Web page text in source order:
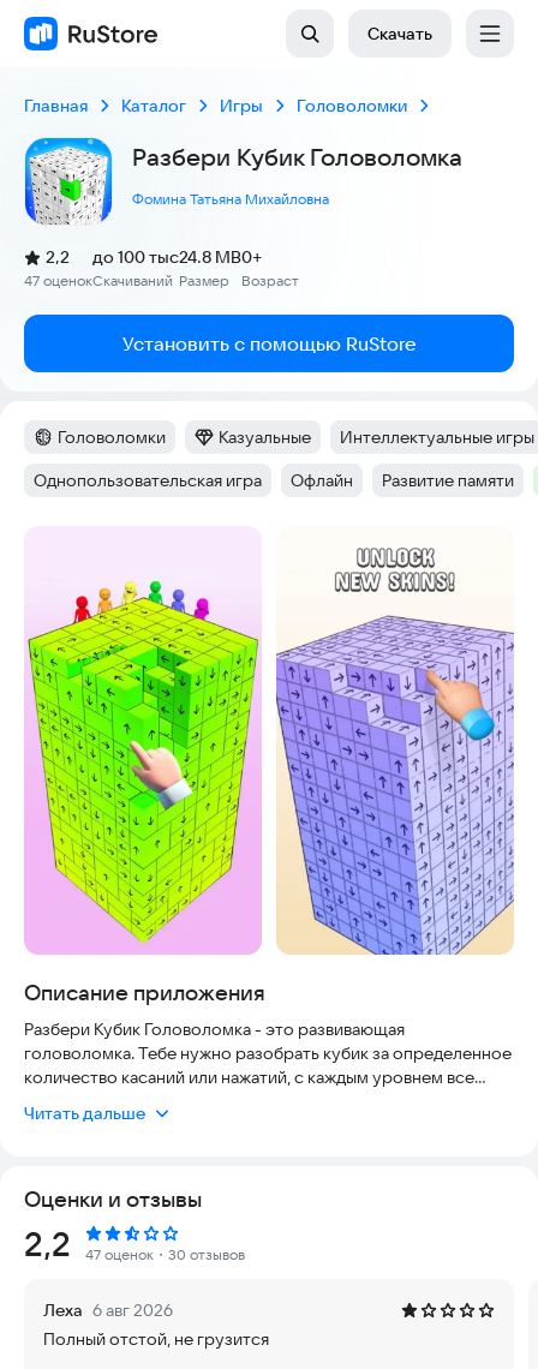
Скачать
Главная Каталог Игры Головоломки
Разбери Кубик Головоломка
Фомина Татьяна Михайловна
Рейтинг:
2,2
(
47 оценок
)
Скачиваний
до 100 тыс
Размер
24.8 MB
Возраст
0+
Установить с помощью RuStore
Категория:
Головоломки Категория:
Казуальные Тег:
Интеллектуальные игры
Тег:
Однопользовательская игра Тег:
Офлайн Тег:
Развитие памяти
Описание приложения
Разбери Кубик Головоломка - это развивающая
головоломка. Тебе нужно разобрать кубик за определенное
количество касаний или нажатий, с каждым уровнем все
Ваша задача:
- На некоторых уровнях есть пилы, части кубика должны
касаться их, чтобы пройти уровни!
- Пройдите все уровни.
Читать дальше
Оценки и отзывы
Рейтинг:
2,2 47 оценок ・30 отзывов
Леха 6 авг 2026
Полный отстой, не грузится